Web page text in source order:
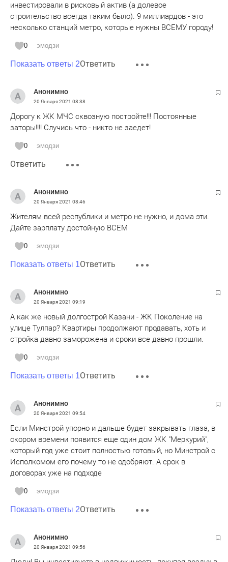
инвестировали в рисковый актив (а долевое
строительство всегда таким было). 9 миллиардов - это
несколько станций метро, которые нужны ВСЕМУ городу!
0 эмодзи
Показать ответы 2Ответить
Анонимно
20 Января 2021 08:38
Дорогу к ЖК МЧС сквозную постройте!!! Постоянные
заторы!!!! Случись что - никто не заедет!
0 эмодзи
Ответить
Анонимно
20 Января 2021 08:46
Жителям всей республики и метро не нужно, и дома эти.
Дайте зарплату достойную ВСЕМ
0 эмодзи
Показать ответы 1Ответить
Анонимно
20 Января 2021 09:19
А как же новый долгострой Казани - ЖК Поколение на
улице Тулпар? Квартиры продолжают продавать, хоть и
стройка давно заморожена и сроки все давно прошли.
0 эмодзи
Показать ответы 1Ответить
Анонимно
20 Января 2021 09:54
Если Минстрой упорно и дальше будет закрывать глаза, в
скором времени появится еще один дом ЖК "Меркурий",
который год уже стоит полностью готовый, но Минстрой с
Исполкомом его почему то не одобряют. А срок в
договорах уже на подходе
0 эмодзи
Показать ответы 2Ответить
Анонимно
20 Января 2021 09:56